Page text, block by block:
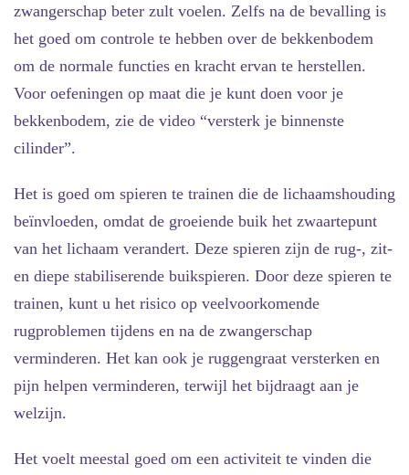
zwangerschap beter zult voelen. Zelfs na de bevalling is
het goed om controle te hebben over de bekkenbodem
om de normale functies en kracht ervan te herstellen.
Voor oefeningen op maat die je kunt doen voor je
bekkenbodem, zie de video “versterk je binnenste
cilinder”.
Het is goed om spieren te trainen die de lichaamshouding
beïnvloeden, omdat de groeiende buik het zwaartepunt
van het lichaam verandert. Deze spieren zijn de rug-, zit-
en diepe stabiliserende buikspieren. Door deze spieren te
trainen, kunt u het risico op veelvoorkomende
rugproblemen tijdens en na de zwangerschap
verminderen. Het kan ook je ruggengraat versterken en
pijn helpen verminderen, terwijl het bijdraagt aan je
welzijn.
Het voelt meestal goed om een activiteit te vinden die